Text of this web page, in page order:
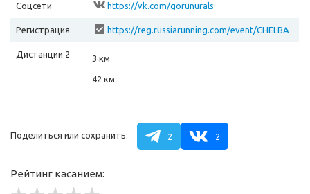
Соцсети https://vk.com/gorunurals
Регистрация
https://reg.russiarunning.com/event/CHELBA
odluchshiedidzheyskiesety?scrollToTop=1
Дистанции 2 3 км
42 км
Поделиться или сохранить: 2 2
Рейтинг касанием: